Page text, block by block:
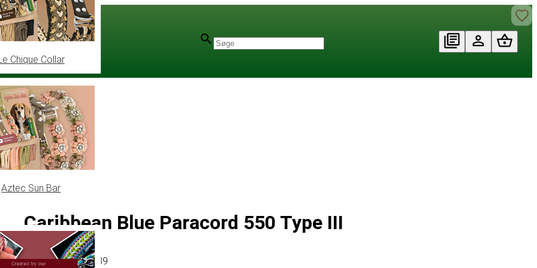
Chique Collar
Aztec Sun Bar
Caribbean Blue Paracord 550 Type III
Artikel# MT010139